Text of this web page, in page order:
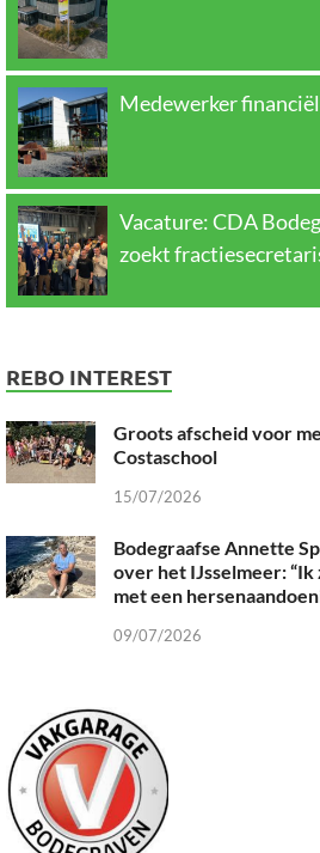
Medewerker
Vacature: CDA
zoekt
REBO INTEREST
Groots afscheid voor
Costaschool
15/07/2026
Bodegraafse Annette
over het IJsselmeer:
met een
09/07/2026